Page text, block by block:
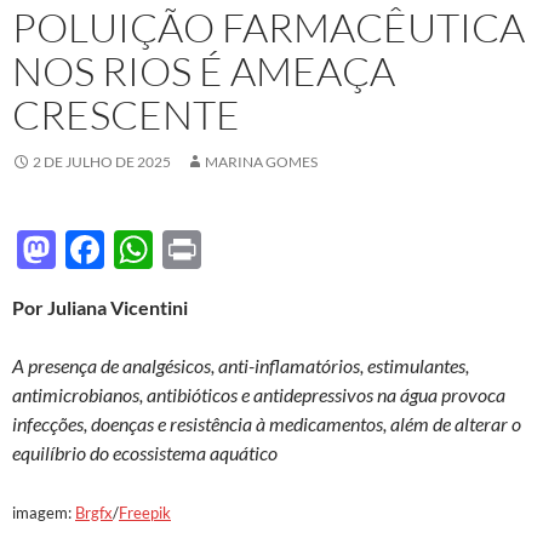
POLUIÇÃO FARMACÊUTICA
NOS RIOS É AMEAÇA
CRESCENTE
2 DE JULHO DE 2025 MARINA GOMES
M
to
d
o
n
F
e
b
o
o
W
at
s
A
p
Por Juliana Vicentini
A presença de analgésicos, anti-inflamatórios, estimulantes,
antimicrobianos, antibióticos e antidepressivos na água provoca
infecções, doenças e resistência à medicamentos, além de alterar o
equilíbrio do ecossistema aquático
imagem: Brgfx/Freepik